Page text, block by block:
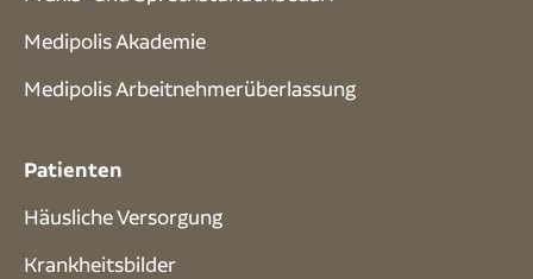
Medipolis Akademie
Medipolis Arbeitnehmerüberlassung
Patienten
Häusliche Versorgung
Krankheitsbilder